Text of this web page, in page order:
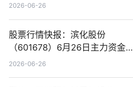
2026-06-26
股票行情快报：滨化股份
（601678）6月26日主力资金净
卖出5964.34万元
2026-06-26